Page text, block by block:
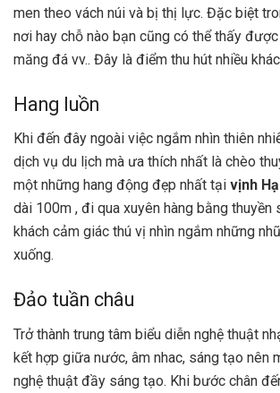
men theo vách núi và bị thị lực. Đặc biệt
nơi hay chỗ nào bạn cũng có thể thấy
măng đá vv.. Đây là điểm thu hút nhiều
Hang luồn
Khi đến đây ngoài việc ngắm nhìn thiên
dịch vụ du lịch mà ưa thích nhất là chèo
một những hang động đẹp nhất tại vịnh
dài 100m , đi qua xuyên hàng bằng thuyền
khách cảm giác thú vị nhìn ngắm những
xuống.
Đảo tuần châu
Trở thành trung tâm biểu diễn nghệ thuật
kết hợp giữa nước, âm nhac, sáng tạo nên
nghệ thuật đầy sáng tạo. Khi bước chân